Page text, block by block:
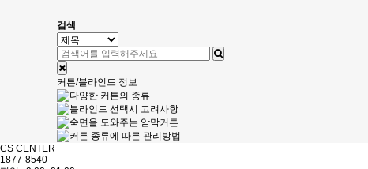
검색
커튼/블라인드 정보
CS CENTER
1877-8540